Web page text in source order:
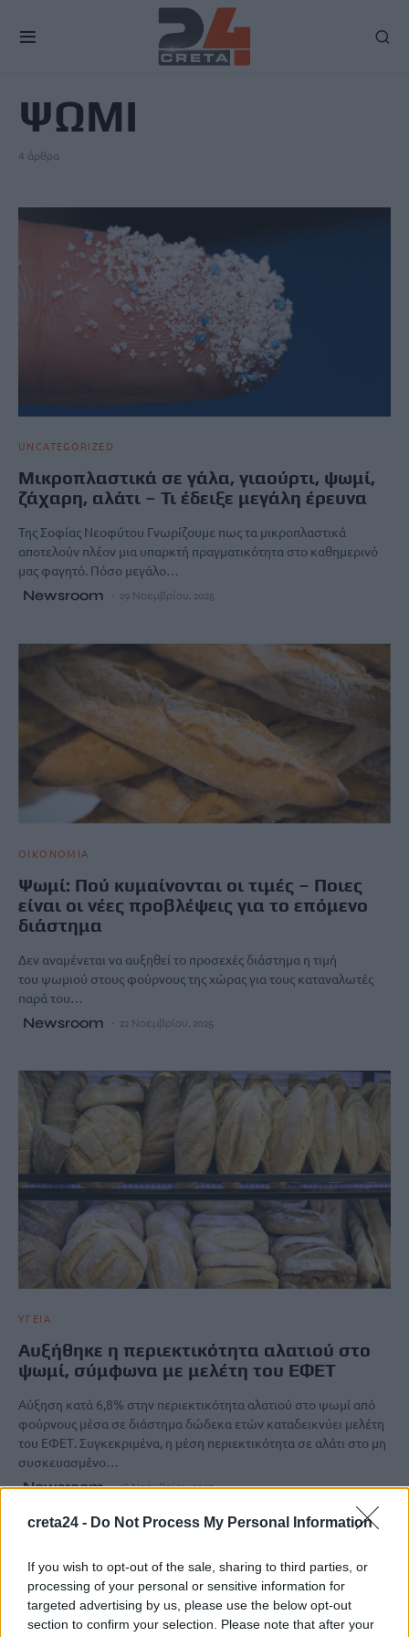
creta24 - Do Not Process My Personal Information
If you wish to opt-out of the sale, sharing to third parties, or
processing of your personal or sensitive information for
targeted advertising by us, please use the below opt-out
section to confirm your selection. Please note that after your
ΨΩΜI
4 άρθρα
UNCATEGORIZED
Μικροπλαστικά σε γάλα, γιαούρτι, ψωμί,
ζάχαρη, αλάτι – Τι έδειξε μεγάλη έρευνα
Της Σοφίας Νεοφύτου Γνωρίζουμε πως τα μικροπλαστικά
αποτελούν πλέον μια υπαρκτή πραγματικότητα στο καθημερινό
μας φαγητό. Πόσο μεγάλο…
Newsroom 29 Νοεμβρίου, 2025
ΟΙΚΟΝΟΜΙΑ
Ψωμί: Πού κυμαίνονται οι τιμές – Ποιες
είναι οι νέες προβλέψεις για το επόμενο
διάστημα
Δεν αναμένεται να αυξηθεί το προσεχές διάστημα η τιμή
του ψωμιού στους φούρνους της χώρας για τους καταναλωτές
παρά του…
Newsroom 22 Νοεμβρίου, 2025
ΥΓΕΙΑ
Αυξήθηκε η περιεκτικότητα αλατιού στο
ψωμί, σύμφωνα με μελέτη του ΕΦΕΤ
Αύξηση κατά 6,8% στην περιεκτικότητα αλατιού στο ψωμί από
φούρνους μέσα σε διάστημα δώδεκα ετών καταδεικνύει μελέτη
του ΕΦΕΤ. Συγκεκριμένα, η μέση περιεκτικότητα σε αλάτι στο μη
συσκευασμένο…
Newsroom 18 Νοεμβρίου, 2025